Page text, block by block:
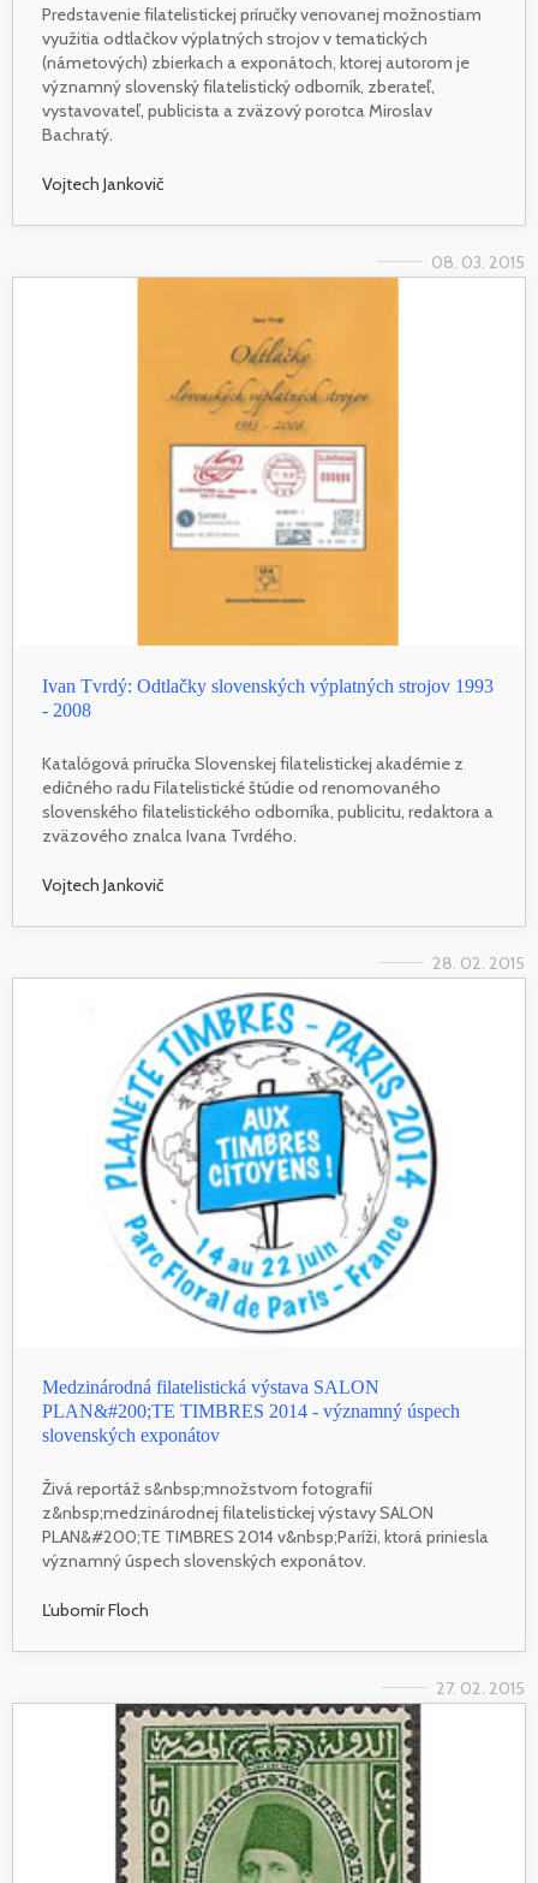
Predstavenie filatelistickej príručky venovanej možnostiam
využitia odtlačkov výplatných strojov v tematických
(námetových) zbierkach a exponátoch, ktorej autorom je
významný slovenský filatelistický odborník, zberateľ,
vystavovateľ, publicista a zväzový porotca Miroslav
Bachratý.
Vojtech Jankovič
08. 03. 2015
Ivan Tvrdý: Odtlačky slovenských výplatných strojov 1993
- 2008
Katalógová príručka Slovenskej filatelistickej akadémie z
edičného radu Filatelistické štúdie od renomovaného
slovenského filatelistického odborníka, publicitu, redaktora a
zväzového znalca Ivana Tvrdého.
Vojtech Jankovič
28. 02. 2015
Medzinárodná filatelistická výstava SALON
PLAN&#200;TE TIMBRES 2014 - významný úspech
slovenských exponátov
Živá reportáž s&nbsp;množstvom fotografií
z&nbsp;medzinárodnej filatelistickej výstavy SALON
PLAN&#200;TE TIMBRES 2014 v&nbsp;Paríži, ktorá priniesla
významný úspech slovenských exponátov.
Ľubomír Floch
27. 02. 2015